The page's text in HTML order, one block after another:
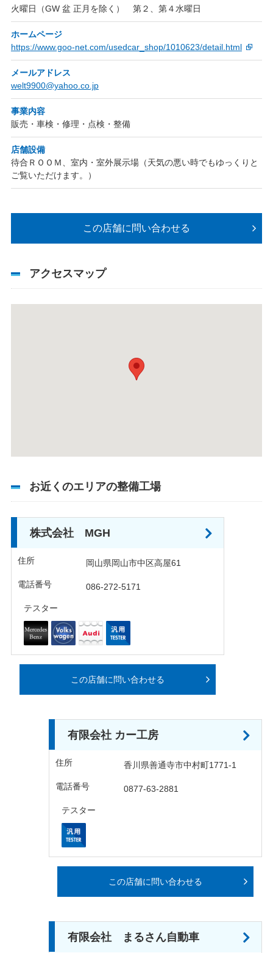
火曜日（GW 盆 正月を除く） 第２、第４水曜日
ホームページ
https://www.goo-net.com/usedcar_shop/1010623/detail.html
メールアドレス
welt9900@yahoo.co.jp
事業内容
販売・車検・修理・点検・整備
店舗設備
待合ＲＯＯＭ、室内・室外展示場（天気の悪い時でもゆっくりと
ご覧いただけます。）
この店舗に問い合わせる
アクセスマップ
お近くのエリアの整備工場
株式会社 MGH
住所 岡山県岡山市中区高屋61
電話番号 086-272-5171
テスター
この店舗に問い合わせる
有限会社 カー工房
住所 香川県善通寺市中村町1771-1
電話番号 0877-63-2881
テスター
この店舗に問い合わせる
有限会社 まるさん自動車